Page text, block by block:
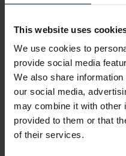
This website uses
We use cookies to
provide social media
We also share
our social media,
may combine it with other
provided to them or that
of their services.